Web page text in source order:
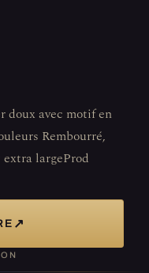
doux avec motif en
Rembourré,
largeProd
↗